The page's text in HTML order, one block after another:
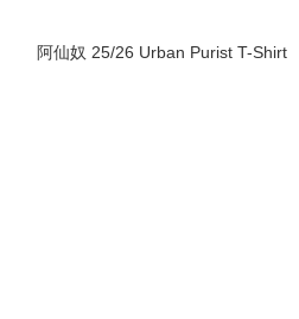
阿仙奴 25/26 Urban Purist T-Shirt